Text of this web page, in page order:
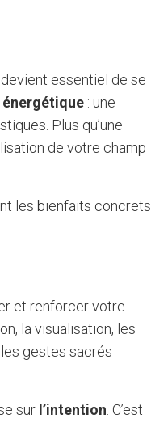
essentiel de se
: une
Plus qu’une
de votre champ
les bienfaits concrets
et renforcer votre
la visualisation, les
gestes sacrés
sur l’intention . C’est